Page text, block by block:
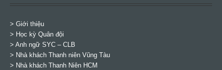
> Giới thiệu
> Học kỳ Quân đội
> Anh ngữ SYC – CLB
> Nhà khách Thanh niên Vũng Tàu
> Nhà khách Thanh Niên HCM